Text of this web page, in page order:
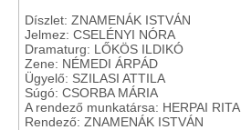
Díszlet: ZNAMENÁK ISTVÁN
Jelmez: CSELÉNYI NÓRA
Dramaturg: LŐKÖS ILDIKÓ
Zene: NÉMEDI ÁRPÁD
Ügyelő: SZILASI ATTILA
Súgó: CSORBA MÁRIA
A rendező munkatársa: HERPAI RITA
Rendező: ZNAMENÁK ISTVÁN